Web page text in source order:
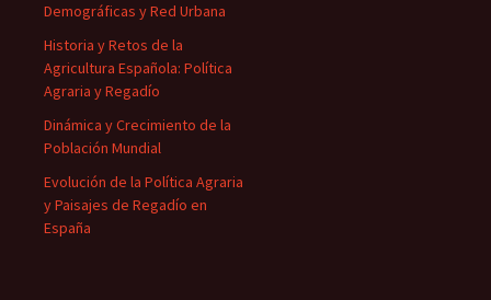
Demográficas y Red Urbana
Historia y Retos de la
Agricultura Española: Política
Agraria y Regadío
Dinámica y Crecimiento de la
Población Mundial
Evolución de la Política Agraria
y Paisajes de Regadío en
España